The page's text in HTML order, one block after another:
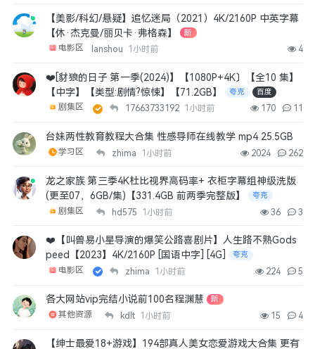
【美影/科幻/悬疑】追忆迷局（2021）4K/2160P 中英字幕
【休·杰克曼/丽贝卡·弗格森】
新
电影区 lanshou 1小时前 4
❤️[豺狼的日子 第一季(2024)】【1080P+4K〕【全10 集】
【中字】【类型:剧情?惊悚】【71.2GB】
夸克 百度
剧集区 17663733192 1小时前 170 11
台妹两性教育教程大合集 性感导师在线教学 mp4 25.5GB
学习区 zhima 1小时前 2024 262
龙之家族 第三季4K杜比视界高码率+ 衣柜字幕组神级洗版
(更至07，6GB/集)【331.4GB 前两季完整版】
夸克
剧集区 hd575 1小时前 36 3
❤️【叫兽易小星导演的爆笑公路喜剧片】人生路不熟Gods
peed【2023】4K/2160P [国语中字] [4G]
夸克
电影区 zhima 1小时前 224 5
各大网站vip完结小说前100名程渊慧 新
其他资源 kdlt 1小时前 15 4
【绅士最爱18+游戏】194部真人美女恋爱游戏大合集 更有